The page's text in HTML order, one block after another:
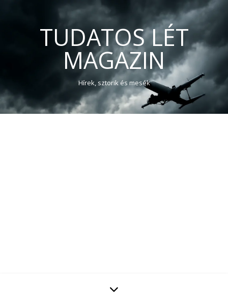
TUDATOS LÉT
MAGAZIN
Hírek, sztorik és mesék